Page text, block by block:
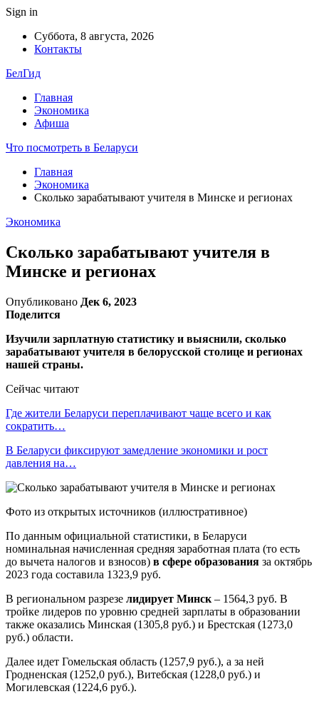
Sign in
Суббота, 8 августа, 2026
Контакты
БелГид
Главная
Экономика
Афиша
Что посмотреть в Беларуси
Главная
Экономика
Сколько зарабатывают учителя в Минске и регионах
Экономика
Сколько зарабатывают учителя в
Минске и регионах
Опубликовано Дек 6, 2023
Поделится
Изучили зарплатную статистику и выяснили, сколько
зарабатывают учителя в белорусской столице и регионах
нашей страны.
Сейчас читают
Где жители Беларуси переплачивают чаще всего и как
сократить…
В Беларуси фиксируют замедление экономики и рост
давления на…
Фото из открытых источников (иллюстративное)
По данным официальной статистики, в Беларуси
номинальная начисленная средняя заработная плата (то есть
до вычета налогов и взносов) в сфере образования за октябрь
2023 года составила 1323,9 руб.
В региональном разрезе лидирует Минск – 1564,3 руб. В
тройке лидеров по уровню средней зарплаты в образовании
также оказались Минская (1305,8 руб.) и Брестская (1273,0
руб.) области.
Далее идет Гомельская область (1257,9 руб.), а за ней
Гродненская (1252,0 руб.), Витебская (1228,0 руб.) и
Могилевская (1224,6 руб.).